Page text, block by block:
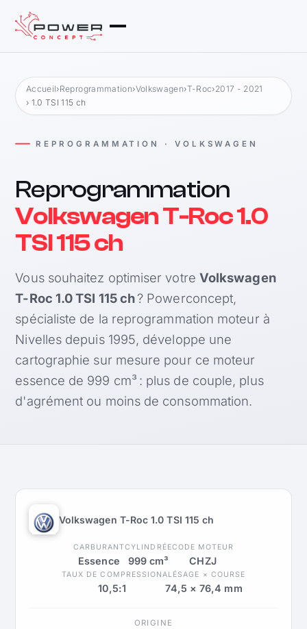
Accueil›Reprogrammation›Volkswagen›T-Roc›2017 - 2021
› 1.0 TSI 115 ch
REPROGRAMMATION · VOLKSWAGEN
Reprogrammation
Volkswagen T-Roc 1.0
TSI 115 ch
Vous souhaitez optimiser votre Volkswagen
T-Roc 1.0 TSI 115 ch? Powerconcept,
spécialiste de la reprogrammation moteur à
Nivelles depuis 1995, développe une
cartographie sur mesure pour ce moteur
essence de 999 cm³ : plus de couple, plus
d'agrément ou moins de consommation.
Volkswagen T-Roc 1.0 TSI 115 ch
CARBURANT
Essence
CYLINDRÉE
999 cm³
CODE MOTEUR
CHZJ
TAUX DE COMPRESSION
10,5:1
ALÉSAGE × COURSE
74,5 × 76,4 mm
ORIGINE